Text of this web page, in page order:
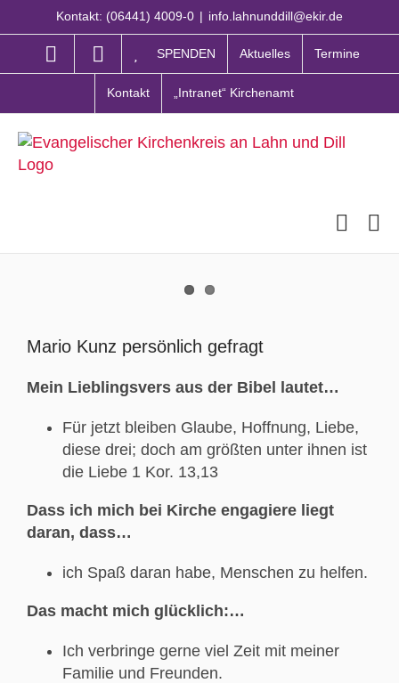
Inhalt
Kontakt: (06441) 4009-0 | info.lahnunddill@ekir.de
SPENDEN Aktuelles Termine
Kontakt „Intranet“ Kirchenamt
grösseres
Mario Kunz persönlich gefragt
Mein Lieblingsvers aus der Bibel lautet…
Für jetzt bleiben Glaube, Hoffnung, Liebe,
diese drei; doch am größten unter ihnen ist
die Liebe 1 Kor. 13,13
Dass ich mich bei Kirche engagiere liegt
daran, dass…
ich Spaß daran habe, Menschen zu helfen.
Das macht mich glücklich:…
Ich verbringe gerne viel Zeit mit meiner
Familie und Freunden.